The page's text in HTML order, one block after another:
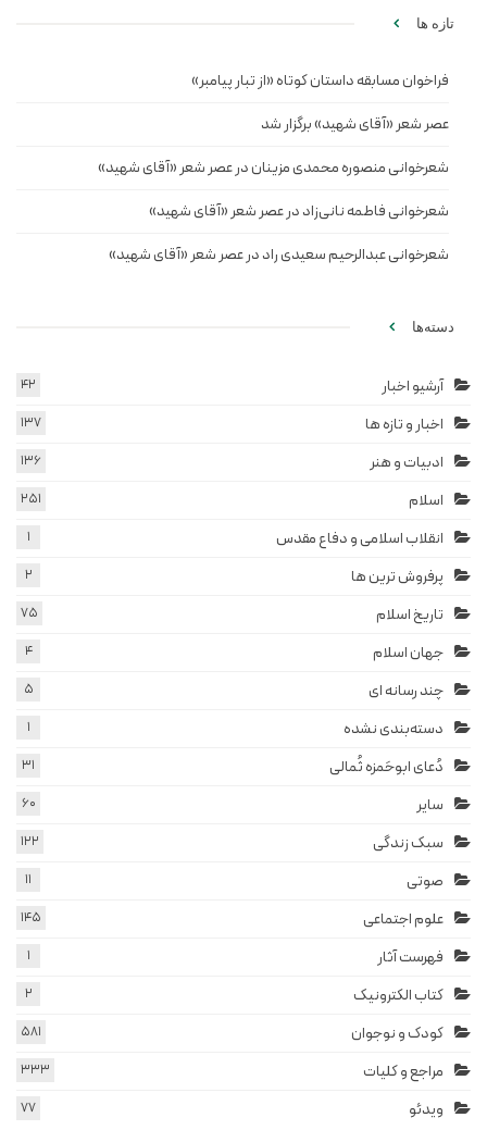
تازه ها
فراخوان مسابقه داستان کوتاه «از تبار پیامبر»
عصر شعر «آقای شهید» برگزار شد
شعرخوانی منصوره محمدی مزینان در عصر شعر «آقای شهید»
شعرخوانی فاطمه نانی‌زاد در عصر شعر «آقای شهید»
شعرخوانی عبدالرحیم سعیدی راد در عصر شعر «آقای شهید»
دسته‌ها
آرشیو اخبار 42
اخبار و تازه ها 137
ادبیات و هنر 136
اسلام 251
انقلاب اسلامی و دفاع مقدس 1
پرفروش ترین ها 2
تاریخ اسلام 75
جهان اسلام 4
چند رسانه ای 5
دسته‌بندی نشده 1
دُعای ابوحَمزه ثُمالی 31
سایر 60
سبک زندگی 122
صوتی 11
علوم اجتماعی 145
فهرست آثار 1
کتاب الکترونیک 2
کودک و نوجوان 581
مراجع و کلیات 333
ویدئو 77